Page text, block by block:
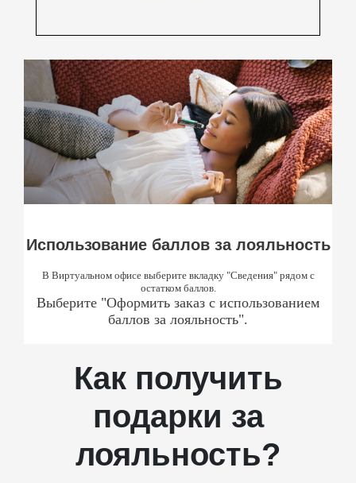
Использование баллов за лояльность
В Виртуальном офисе выберите вкладку "Сведения" рядом с
остатком баллов.
Выберите "Оформить заказ с использованием
баллов за лояльность".
Как получить
подарки за
лояльность?